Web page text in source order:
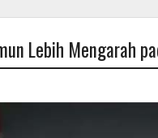
Lebih Mengarah